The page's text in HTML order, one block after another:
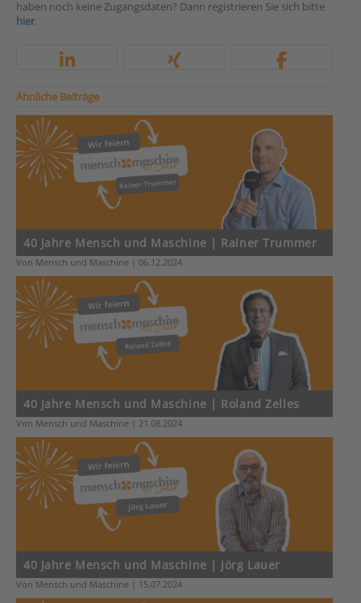
haben noch keine Zugangsdaten? Dann registrieren Sie sich bitte
hier.
Ähnliche Beiträge
40 Jahre Mensch und Maschine | Rainer Trummer
Von Mensch und Maschine | 06.12.2024
40 Jahre Mensch und Maschine | Roland Zelles
Von Mensch und Maschine | 21.08.2024
40 Jahre Mensch und Maschine | Jörg Lauer
Von Mensch und Maschine | 15.07.2024